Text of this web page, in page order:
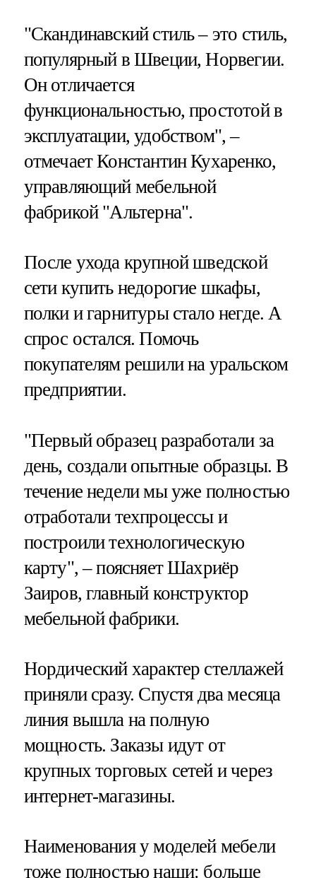
"Скандинавский стиль – это стиль,
популярный в Швеции, Норвегии.
Он отличается
функциональностью, простотой в
эксплуатации, удобством", –
отмечает Константин Кухаренко,
управляющий мебельной
фабрикой "Альтерна".
После ухода крупной шведской
сети купить недорогие шкафы,
полки и гарнитуры стало негде. А
спрос остался. Помочь
покупателям решили на уральском
предприятии.
"Первый образец разработали за
день, создали опытные образцы. В
течение недели мы уже полностью
отработали техпроцессы и
построили технологическую
карту", – поясняет Шахриёр
Заиров, главный конструктор
мебельной фабрики.
Нордический характер стеллажей
приняли сразу. Спустя два месяца
линия вышла на полную
мощность. Заказы идут от
крупных торговых сетей и через
интернет-магазины.
Наименования у моделей мебели
тоже полностью наши: больше